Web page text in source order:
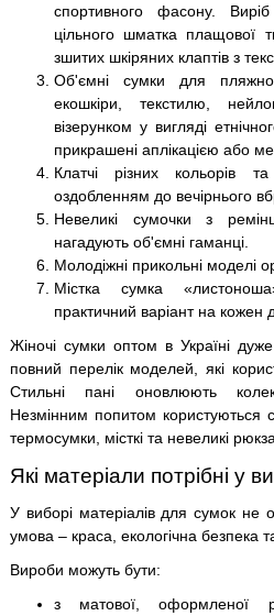
спортивного фасону.
цільного шматка плащової
зшитих шкіряних клаптів з
Об'ємні сумки для
екошкіри, текстилю,
візерунком у вигляді
прикрашені аплікацією або
Клатчі різних кольорів
оздобленням до вечірнього
Невеликі сумочки з
нагадують об'ємні гаманці.
Молодіжні прикольні моделі
Містка сумка
практичний варіант на кожен
Жіночі сумки оптом в Україні
повний перелік моделей, які
Стильні пані оновлюють
Незмінним попитом користуються
термосумки, місткі та невеликі
Які матеріали потрібні у
У виборі матеріалів для сумок не
умова – краса, екологічна безпека та
Вироби можуть бути:
з матової, оформленої